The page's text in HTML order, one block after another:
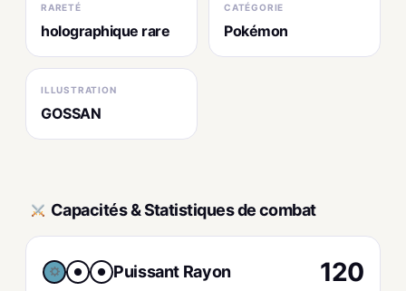
RARETÉ
holographique rare
CATÉGORIE
Pokémon
ILLUSTRATION
GOSSAN
Capacités & Statistiques de combat
● ● Puissant Rayon 120